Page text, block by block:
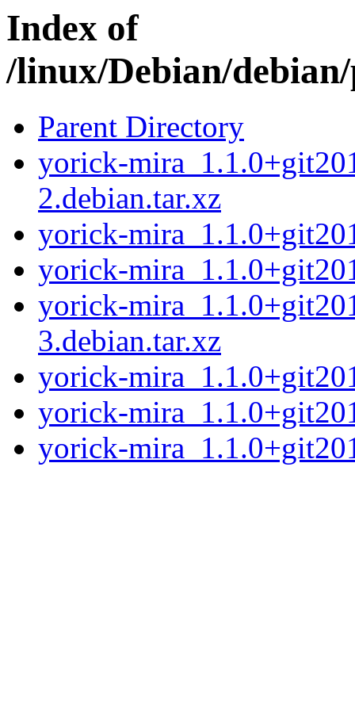
Index of
/linux/Debian/
Parent Directory
yorick-
2.debian.tar.xz
yorick-
yorick-
yorick-
3.debian.tar.xz
yorick-
yorick-
yorick-